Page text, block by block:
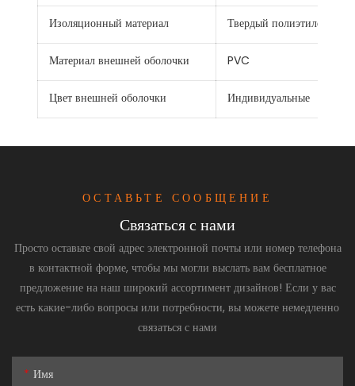
Изоляционный материал Твердый полиэтилен
Материал внешней оболочки PVC
Цвет внешней оболочки Индивидуальные
ОСТАВЬТЕ СООБЩЕНИЕ
Связаться с нами
Просто оставьте свой адрес электронной почты или номер телефона
в контактной форме, чтобы мы могли выслать вам бесплатное
предложение на наш широкий ассортимент дизайнов! Если у вас
есть какие-либо вопросы или потребности, вы можете немедленно
связаться с нами
Имя